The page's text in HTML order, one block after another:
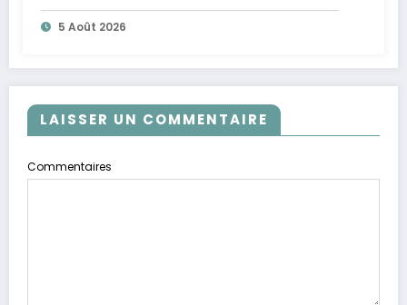
5 Août 2026
LAISSER UN COMMENTAIRE
Commentaires